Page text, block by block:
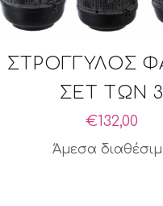
ΣΤΡΟΓΓΥΛΟΣ
ΣΕΤ ΤΩΝ 3
€132,00
Άμεσα